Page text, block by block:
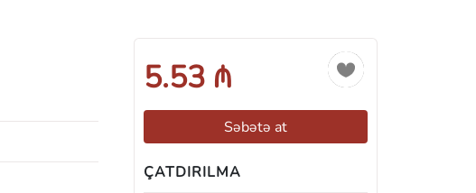
5.53 ₼
Səbətə at
ÇATDIRILMA